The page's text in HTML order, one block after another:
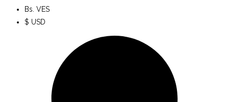
Bs. VES
$ USD